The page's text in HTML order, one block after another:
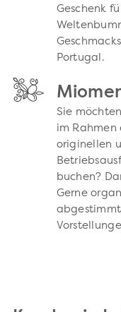
Geschenk
Portugal.
Sie
im Rahmen
originellen
buchen?
Gerne